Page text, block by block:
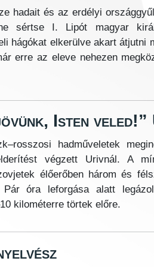
hadait és az erdélyi
sértse I. Lipót magyar
hágókat elkerülve akart átjutni
erre az eleve nehezen
Isten
hadműveletek
végzett Urivnál. A
élőerőben három és
Pár óra leforgása alatt
kilométerre törtek előre.